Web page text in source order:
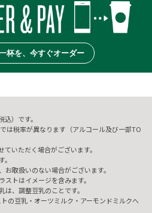
杯を、今すぐオーダー
）です。
は税率が異なります（アルコール及び一部TO
いただく場合がございます。
取扱いのない場合がございます。
トはイメージを含みます。
、調整豆乳のことです。
の豆乳・オーツミルク・アーモンドミルクへ